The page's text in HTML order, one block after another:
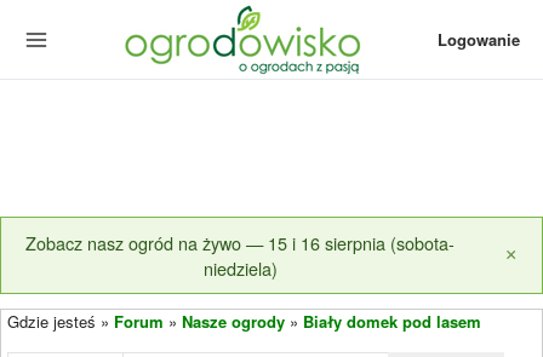
Logowanie
Zobacz nasz ogród na żywo — 15 i 16 sierpnia (sobota-
niedziela)
×
Gdzie jesteś » Forum » Nasze ogrody » Biały domek pod lasem